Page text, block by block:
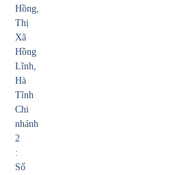
Hồng,
Thị
Xã
Hồng
Lĩnh,
Hà
Tĩnh
Chi
nhánh
2
:
Số